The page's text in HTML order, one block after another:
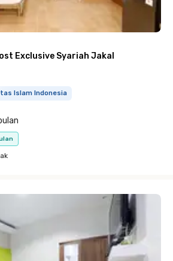
Exclusive Syariah Jakal
Islam Indonesia